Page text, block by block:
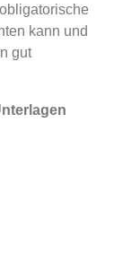
kann und
gut